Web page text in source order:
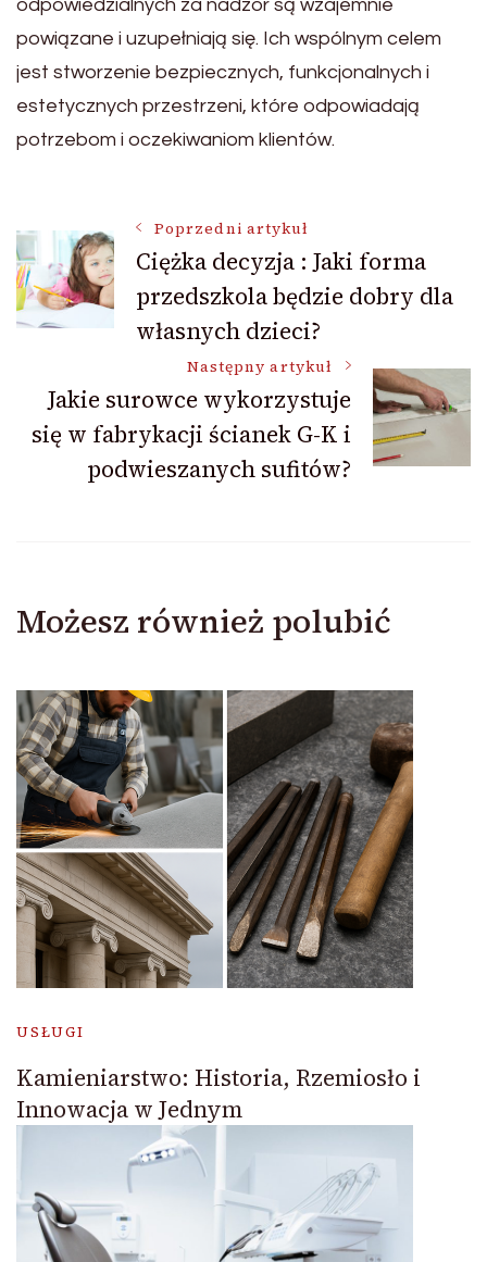
odpowiedzialnych za nadzór są wzajemnie
powiązane i uzupełniają się. Ich wspólnym celem
jest stworzenie bezpiecznych, funkcjonalnych i
estetycznych przestrzeni, które odpowiadają
potrzebom i oczekiwaniom klientów.
Nawigacja
wpisu
Poprzedni artykuł
Ciężka decyzja : Jaki forma
przedszkola będzie dobry dla
własnych dzieci?
Następny artykuł
Jakie surowce wykorzystuje
się w fabrykacji ścianek G-K i
podwieszanych sufitów?
Możesz również polubić
USŁUGI
Kamieniarstwo: Historia, Rzemiosło i
Innowacja w Jednym